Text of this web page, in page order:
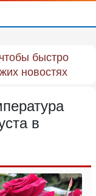
быстро
новостях
в